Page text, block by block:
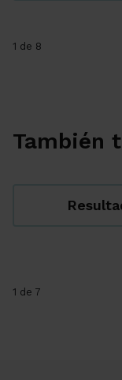
1 de 8
También
1 de 7